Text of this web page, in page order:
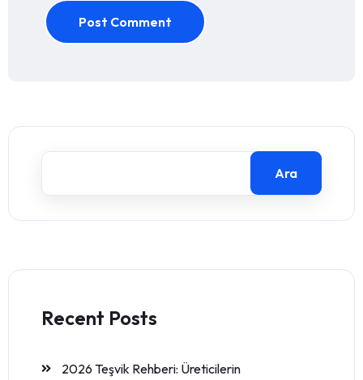
Post Comment
Ara
Recent Posts
2026 Teşvik Rehberi: Üreticilerin